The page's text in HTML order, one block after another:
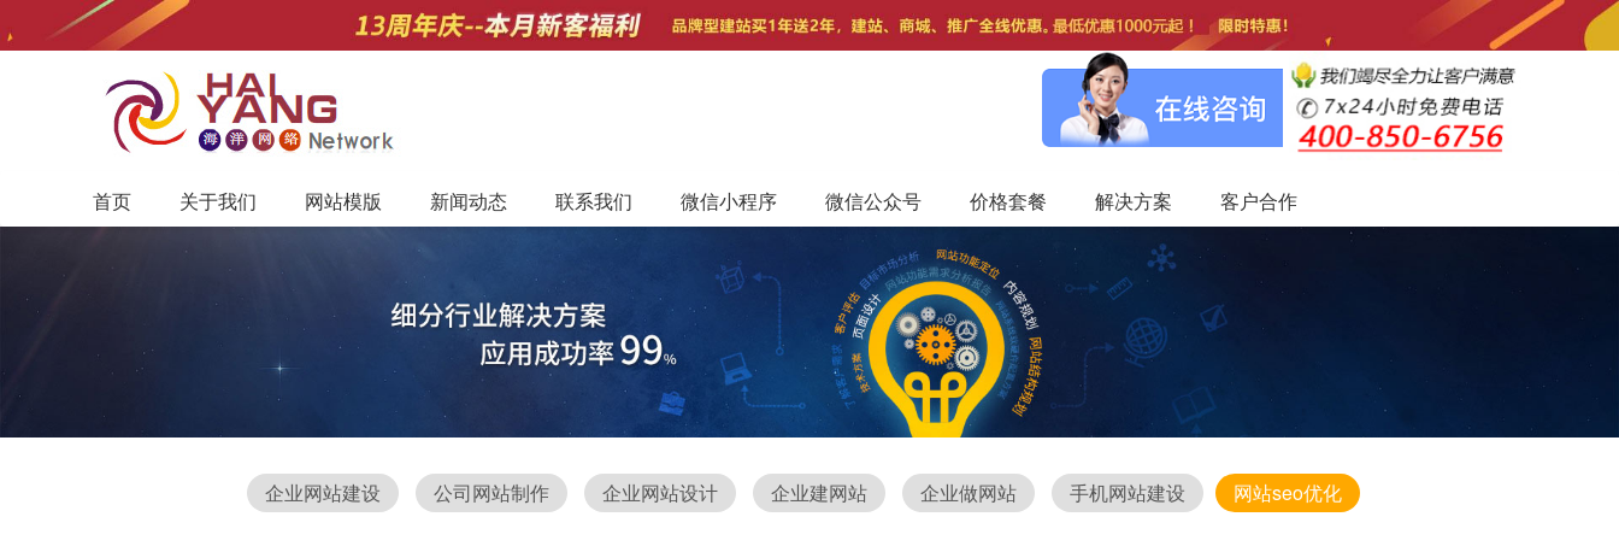
首页 关于我们 网站模版 新闻动态 联系我们 微信小程序 微信公众号 价格套餐 解决方案 客户合作
企业网站建设 公司网站制作 企业网站设计 企业建网站 企业做网站 手机网站建设 网站seo优化